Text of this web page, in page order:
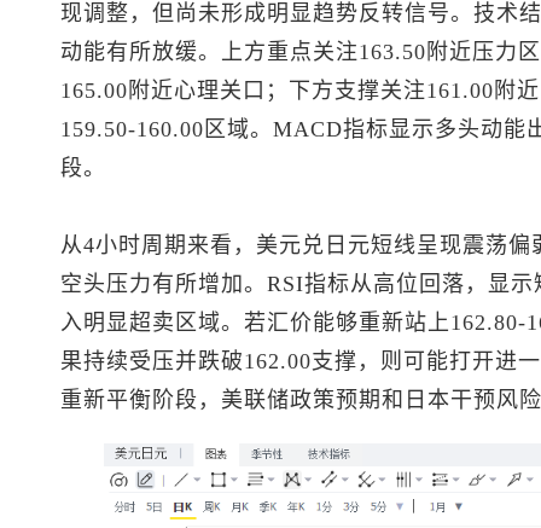
现调整，但尚未形成明显趋势反转信号。技术
动能有所放缓。上方重点关注163.50附近压力
165.00附近心理关口；下方支撑关注161.00附
159.50-160.00区域。MACD指标显示多头动能
段。
从4小时周期来看， 美元兑日元短线呈现震荡偏
空头压力有所增加。RSI指标从高位回落，显
入明显超卖区域。若汇价能够重新站上162.80-
果持续受压并跌破162.00支撑，则可能打开进
重新平衡阶段，美联储政策预期和日本干预风